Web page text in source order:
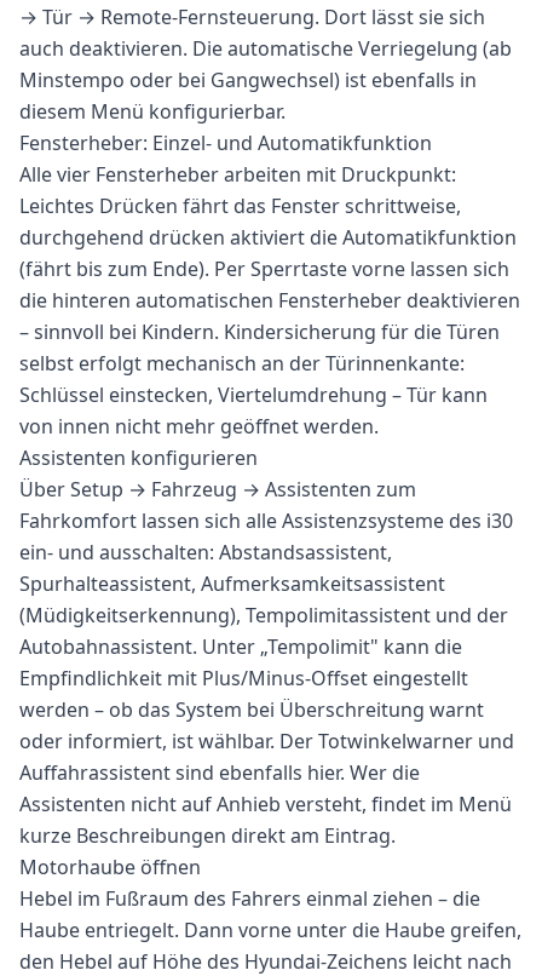
→ Tür → Remote-Fernsteuerung. Dort lässt sie sich
auch deaktivieren. Die automatische Verriegelung (ab
Minstempo oder bei Gangwechsel) ist ebenfalls in
diesem Menü konfigurierbar.
Fensterheber: Einzel- und Automatikfunktion
Alle vier Fensterheber arbeiten mit Druckpunkt:
Leichtes Drücken fährt das Fenster schrittweise,
durchgehend drücken aktiviert die Automatikfunktion
(fährt bis zum Ende). Per Sperrtaste vorne lassen sich
die hinteren automatischen Fensterheber deaktivieren
– sinnvoll bei Kindern. Kindersicherung für die Türen
selbst erfolgt mechanisch an der Türinnenkante:
Schlüssel einstecken, Viertelumdrehung – Tür kann
von innen nicht mehr geöffnet werden.
Assistenten konfigurieren
Über Setup → Fahrzeug → Assistenten zum
Fahrkomfort lassen sich alle Assistenzsysteme des i30
ein- und ausschalten: Abstandsassistent,
Spurhalteassistent, Aufmerksamkeitsassistent
(Müdigkeitserkennung), Tempolimitassistent und der
Autobahnassistent. Unter „Tempolimit" kann die
Empfindlichkeit mit Plus/Minus-Offset eingestellt
werden – ob das System bei Überschreitung warnt
oder informiert, ist wählbar. Der Totwinkelwarner und
Auffahrassistent sind ebenfalls hier. Wer die
Assistenten nicht auf Anhieb versteht, findet im Menü
kurze Beschreibungen direkt am Eintrag.
Motorhaube öffnen
Hebel im Fußraum des Fahrers einmal ziehen – die
Haube entriegelt. Dann vorne unter die Haube greifen,
den Hebel auf Höhe des Hyundai-Zeichens leicht nach